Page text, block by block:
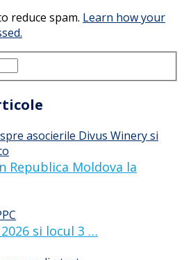
reduce spam. Learn how your
Republica Moldova la
si locul 3 …